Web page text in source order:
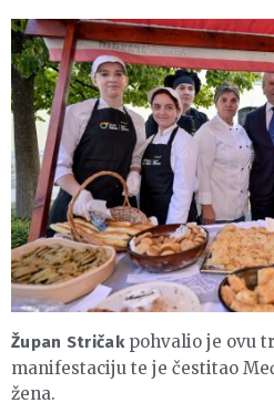
Župan Stričakpohvalio je ovu
manifestaciju te je čestitao
žena.